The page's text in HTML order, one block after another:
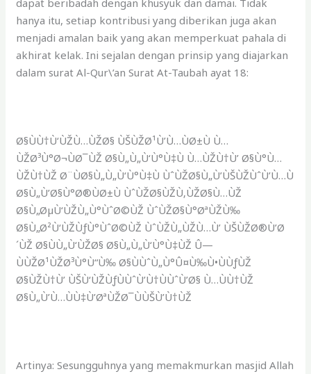
hanya itu, setiap kontribusi yang diberikan juga akan
menjadi amalan baik yang akan memperkuat pahala di
akhirat kelak. Ini sejalan dengan prinsip yang diajarkan
dalam surat Al-Qur\’an Surat At-Taubah ayat 18:
Ø§ÙÙ†Ù‘ÙŽÙ…ÙŽØ§ ÙŠÙŽØ¹Ù’Ù…ÙØ±Ù Ù…
ÙŽØ³Ù°Ø¬ÙØ¯ÙŽ Ø§Ù„Ù„Ù‘Ù°Ù‡Ù Ù…ÙŽÙ†Ù’ Ø§Ù°Ù…
ÙŽÙ†ÙŽ Ø¨ÙØ§Ù„Ù„Ù‘Ù°Ù‡Ù ÙˆÙŽØ§Ù„Ù’ÙŠÙŽÙˆÙ’Ù…Ù
Ø§Ù„Ù’Ø§Ù°Ø®ÙØ±Ù ÙˆÙŽØ§ÙŽÙ‚ÙŽØ§Ù…ÙŽ
Ø§Ù„ØµÙ‘ÙŽÙ„Ù°ÙˆØ©ÙŽ ÙˆÙŽØ§Ù°ØªÙŽÙ‰
Ø§Ù„Ø²Ù‘ÙŽÙƒÙ°ÙˆØ©ÙŽ ÙˆÙŽÙ„ÙŽÙ…Ù’ ÙŠÙŽØ®Ù’Ø
´ÙŽ Ø§ÙÙ„Ù‘ÙŽØ§ Ø§Ù„Ù„Ù‘Ù°Ù‡ÙŽ Û—
ÙÙŽØ¹ÙŽØ³Ù°Ù“Ù‰ Ø§ÙÙˆÙ„Ù°Û¤Ù‰Ù•ÙÙƒÙŽ
Ø§ÙŽÙ†Ù’ ÙŠÙ‘ÙŽÙƒÙÙˆÙ’Ù†ÙÙˆÙ’Ø§ Ù…ÙÙ†ÙŽ
Ø§Ù„Ù’Ù…ÙÙ‡Ù’ØªÙŽØ¯ÙÙŠÙ’Ù†ÙŽ
Artinya: Sesungguhnya yang memakmurkan masjid Allah